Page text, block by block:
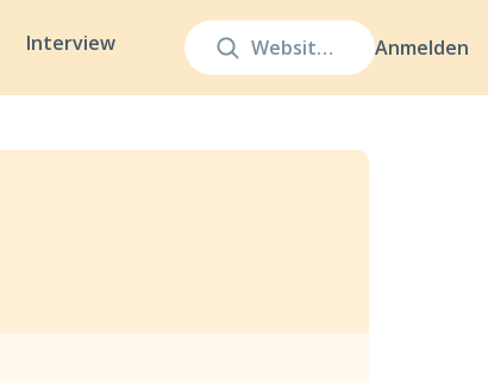
Anmelden
Interview